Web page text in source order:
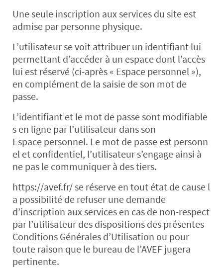
Une seule inscription aux services du site est
admise par personne physique.
L’utilisateur se voit attribuer un identifiant lui
permettant d’accéder à un espace dont l’accès
lui est réservé (ci-après « Espace personnel »),
en complément de la saisie de son mot de
passe.
L’identifiant et le mot de passe sont modifiable
s en ligne par l’utilisateur dans son
Espace personnel. Le mot de passe est personn
el et confidentiel, l’utilisateur s’engage ainsi à
ne pas le communiquer à des tiers.
https://avef.fr/ se réserve en tout état de cause l
a possibilité de refuser une demande
d’inscription aux services en cas de non-respect
par l’utilisateur des dispositions des présentes
Conditions Générales d’Utilisation ou pour
toute raison que le bureau de l’AVEF jugera
pertinente.